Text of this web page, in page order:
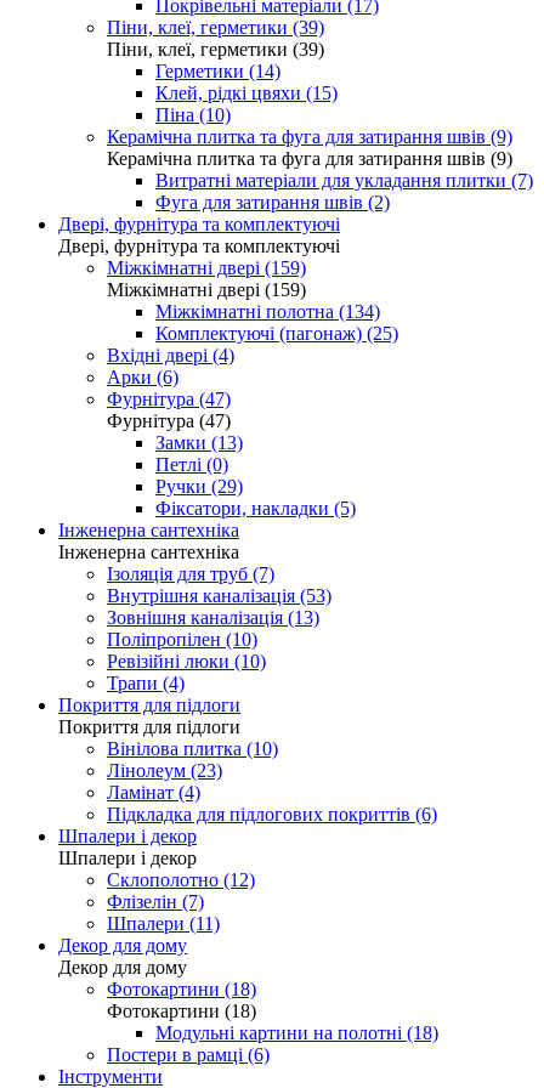
Покрівельні матеріали (17)
Піни, клеї, герметики (39)
Піни, клеї, герметики (39)
Герметики (14)
Клей, рідкі цвяхи (15)
Піна (10)
Керамічна плитка та фуга для затирання швів (9)
Керамічна плитка та фуга для затирання швів (9)
Витратні матеріали для укладання плитки (7)
Фуга для затирання швів (2)
Двері, фурнітура та комплектуючі
Двері, фурнітура та комплектуючі
Міжкімнатні двері (159)
Міжкімнатні двері (159)
Міжкімнатні полотна (134)
Комплектуючі (пагонаж) (25)
Вхідні двері (4)
Арки (6)
Фурнітура (47)
Фурнітура (47)
Замки (13)
Петлі (0)
Ручки (29)
Фіксатори, накладки (5)
Інженерна сантехніка
Інженерна сантехніка
Ізоляція для труб (7)
Внутрішня каналізація (53)
Зовнішня каналізація (13)
Поліпропілен (10)
Ревізійні люки (10)
Трапи (4)
Покриття для підлоги
Покриття для підлоги
Вінілова плитка (10)
Лінолеум (23)
Ламінат (4)
Підкладка для підлогових покриттів (6)
Шпалери і декор
Шпалери і декор
Склополотно (12)
Флізелін (7)
Шпалери (11)
Декор для дому
Декор для дому
Фотокартини (18)
Фотокартини (18)
Модульні картини на полотні (18)
Постери в рамці (6)
Інструменти